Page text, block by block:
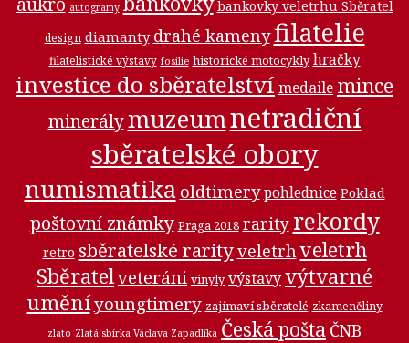
autogramy bankovky veletrhu Sběratel
design diamanty drahé kamenyfilatelie
filatelistické výstavy fosilie historické motocykly hračky
investice do sběratelství medaile mince
minerálymuzeumnetradiční
sběratelské obory
numismatika oldtimery pohlednice Poklad
poštovní známky Praga 2018 rarity rekordy
retro sběratelské rarityveletrhveletrh
Sběratelveteráni vinyly výstavyvýtvarné
uměníyoungtimery zajímaví sběratelé zkameněliny
zlato Zlatá sbírka Václava Zapadlíka Česká pošta ČNB